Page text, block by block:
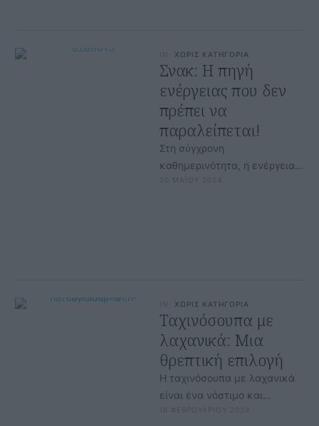
IN ΧΩΡΙΣ ΚΑΤΗΓΟΡΙΑ
Σνακ: Η πηγή
ενέργειας που δεν
πρέπει να
παραλείπεται!
Στη σύγχρονη
καθημερινότητα, η ενέργεια
που χρειαζόμαστε για να
20 ΜΑΪΟΥ 2024
IN ΧΩΡΙΣ ΚΑΤΗΓΟΡΙΑ
Ταχινόσουπα με
λαχανικά: Μια
θρεπτική επιλογή
Η ταχινόσουπα με λαχανικά
είναι ένα νόστιμο και
θρεπτικό πιάτο, ιδανικό για
16 ΦΕΒΡΟΥΑΡΙΟΥ 2024